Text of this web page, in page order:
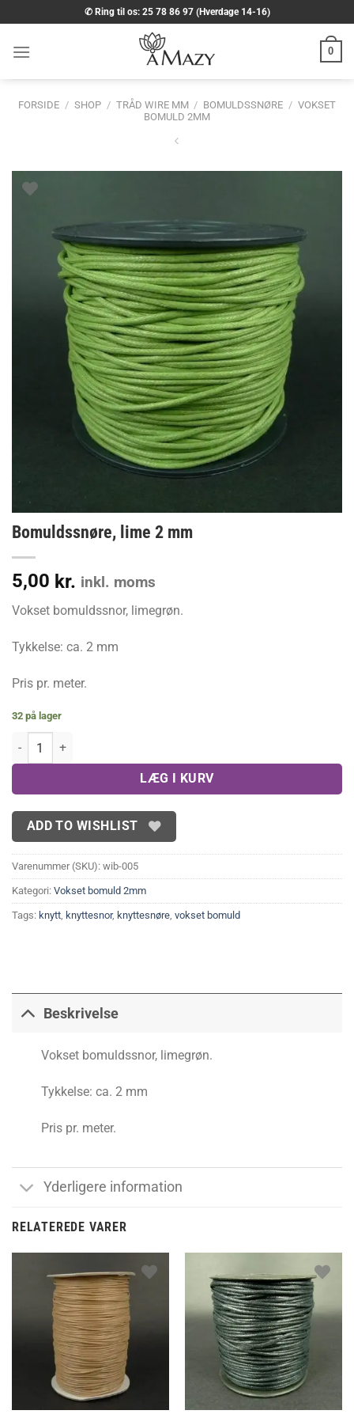
til
indhold
✆ Ring til os: 25 78 86 97 (Hverdage 14-16)
0
FORSIDE / SHOP / TRÅD WIRE MM / BOMULDSSNØRE / VOKSET
BOMULD 2MM
Bomuldssnøre, lime 2 mm
5,00 kr. inkl. moms
Vokset bomuldssnor, limegrøn.
Tykkelse: ca. 2 mm
Pris pr. meter.
32 på lager
Bomuldssnøre, lime 2 mm antal
LÆG I KURV
ADD TO WISHLIST
Varenummer (SKU): wib-005
Kategori: Vokset bomuld 2mm
Tags: knytt, knyttesnor, knyttesnøre, vokset bomuld
Beskrivelse
Vokset bomuldssnor, limegrøn.
Tykkelse: ca. 2 mm
Pris pr. meter.
Yderligere information
RELATEREDE VARER